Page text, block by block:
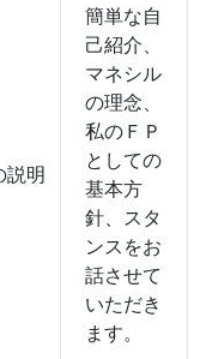
説明
簡単な自
己紹介、
マネシル
の理念、
私のＦＰ
としての
基本方
針、スタ
ンスをお
話させて
いただき
ます。